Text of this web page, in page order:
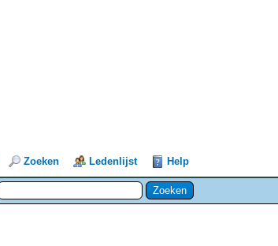
Zoeken Ledenlijst Help